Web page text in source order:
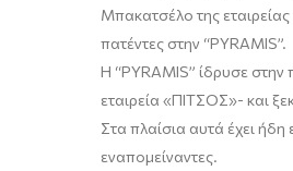
Μπακατσέλο της εταιρείας
πατέντες στην “PYRAMIS”.
Η “PYRAMIS” ίδρυσε στην
εταιρεία «ΠΙΤΣΟΣ»- και
Στα πλαίσια αυτά έχει
εναπομείναντες.